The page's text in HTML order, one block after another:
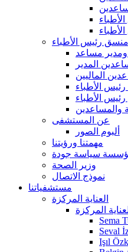
منسق رئيس الأطباء
مساعد
المدير
الماليين
الأطباء
الأطباء
والمساعدين
عن المستشفى
ألبوم الصور
مهمتنا ورؤيتنا
سياسة جودة
وزير الصحة
نموذج الاتصال
مستشفياتنا
العناية المركزة
المركزة
Sema
Seval
Işıl